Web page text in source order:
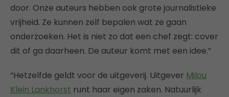
door. Onze auteurs hebben ook grote journalistieke
vrijheid. Ze kunnen zelf bepalen wat ze gaan
onderzoeken. Het is niet zo dat een chef zegt: cover
dit of ga daarheen. De auteur komt met een idee.”
“Hetzelfde geldt voor de uitgeverij. Uitgever Milou
Klein Lankhorst runt haar eigen zaken. Natuurlijk